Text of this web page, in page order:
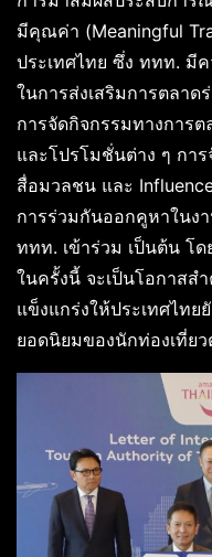
มีคุณค่า (Meaningful
ประเทศไทย ซึ่ง ททท. มี
ในการส่งเสริมการตลา
การจัดกิจกรรมทางการต
และโปรโมชั่นต่าง ๆ กา
สื่อมวลชน และ
การร่วมกันออกคูหาในง
ททท. เข้าร่วม เป็นต้น โ
ในครั้งนี้ จะเป็นโอกาสส
แข็งแกร่งให้ประเทศไทย
ยอดนิยมของนักท่องเที่ย